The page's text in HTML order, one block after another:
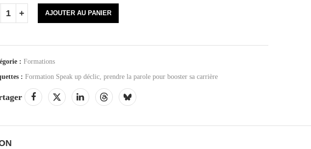
AJOUTER AU PANIER
: Formations
: Formation Speak up déclic, prendre la parole pour booster sa carrière